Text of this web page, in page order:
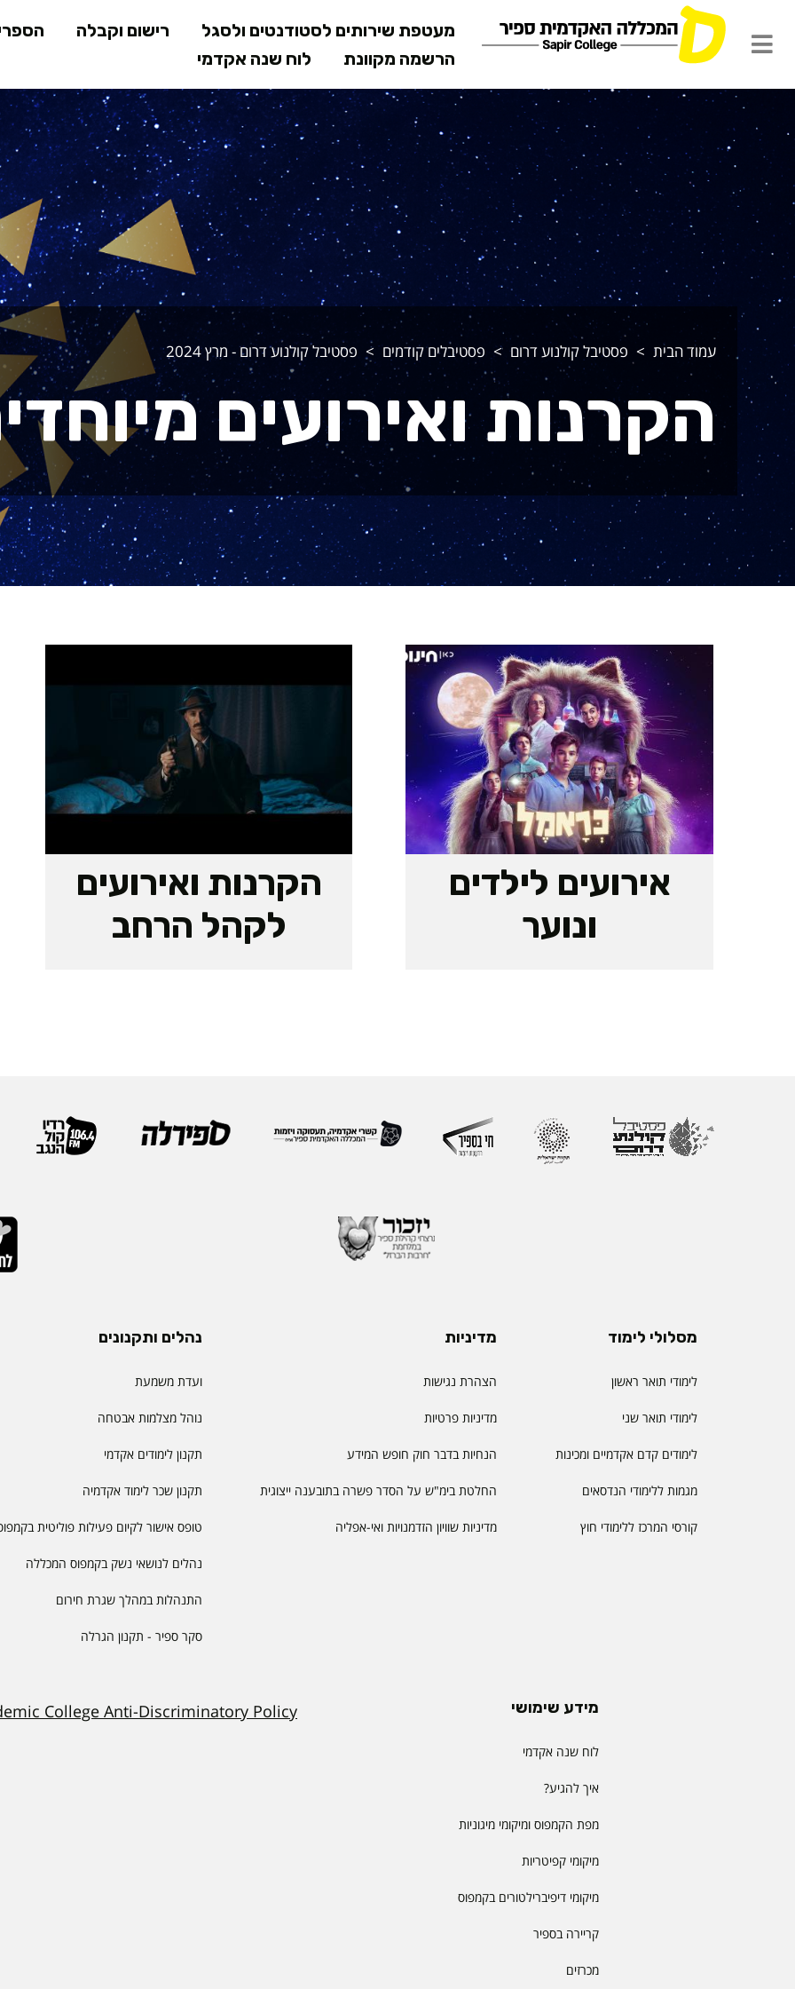
לתוכן
המרכזי
מעטפת שירותים לסטודנטים ולסגל רישום וקבלה
הרשמה מקוונת
לוח שנה אקדמי
הקרנות ואירועים מיוחדים
עמוד הבית פסטיבל קולנוע דרום פסטיבלים קודמים פסטיבל קולנוע דרום - מרץ 2024
הקרנות ואירועים
אירועים לילדים
ונוער
הקרנות ואירועים
לקהל הרחב
מסלולי לימוד
לימודי תואר ראשון
לימודי תואר שני
לימודים קדם אקדמיים ומכינות
מגמות ללימודי הנדסאים
קורסי המרכז ללימודי חוץ
מדיניות
הצהרת נגישות
מדיניות פרטיות
הנחיות בדבר חוק חופש המידע
החלטת בימ"ש על הסדר פשרה בתובענה ייצוגית
מדיניות שוויון הזדמנויות ואי-אפליה
נהלים ותקנונים
ועדת משמעת
נוהל מצלמות אבטחה
תקנון לימודים אקדמי
תקנון שכר לימוד אקדמיה
טופס אישור לקיום פעילות פוליטית
נהלים לנושאי נשק בקמפוס המכללה
התנהלות במהלך שגרת חירום
סקר ספיר - תקנון הגרלה
מידע שימושי
לוח שנה אקדמי
איך להגיע?
מפת הקמפוס ומיקומי מיגוניות
מיקומי קפיטריות
מיקומי דיפיברילטורים בקמפוס
קריירה בספיר
מכרזים
College Anti-Discriminatory Policy